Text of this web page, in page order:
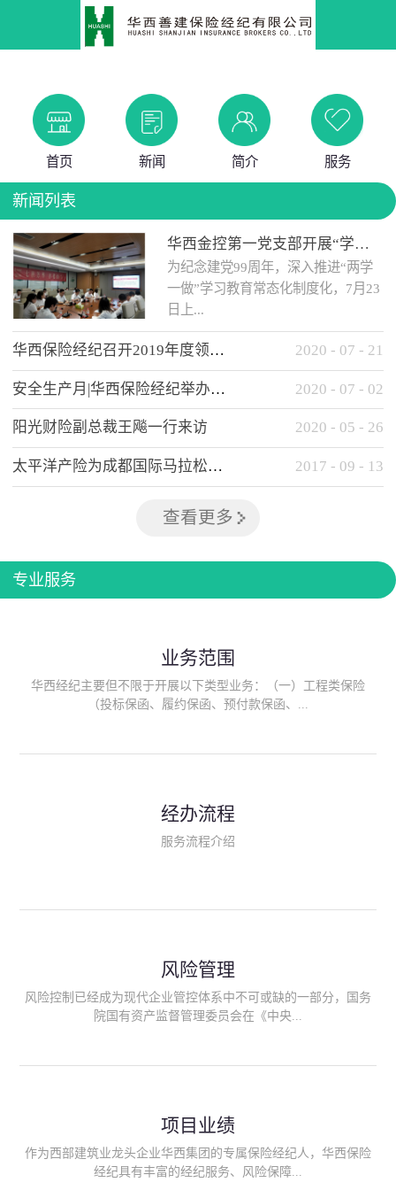
首页 新闻 简介 服务
新闻列表
华西金控第一党支部开展“学党史 知党情 做合格党员”主题教育工作会
为纪念建党99周年，深入推进“两学
一做”学习教育常态化制度化，7月23
日上...
午，华西金控第一党支部举办了“学
党史、知党情、...
华西保险经纪召开2019年度领导班子述职考核工作会 2020 - 07 - 21
安全生产月|华西保险经纪举办应急消防安全知识培训 2020 - 07 - 02
阳光财险副总裁王飚一行来访 2020 - 05 - 26
太平洋产险为成都国际马拉松提供全方位保险保障 2017 - 09 - 13
查看更多
专业服务
业务范围
华西经纪主要但不限于开展以下类型业务：（一）工程类保险
（投标保函、履约保函、预付款保函、...
险、政府公共安全责任保险/自然灾害公众责任保险、精神病监护
人责任险、首台套/首版次保险、科技保险等）；（三）传统财产
险产品；（六）保险招投标业务。随着业务的开展，华西经纪会
供专业、优质的保险经纪服务。
经办流程
服务流程介绍
风险管理
风险控制已经成为现代企业管控体系中不可或缺的一部分，国务
院国有资产监督管理委员会在《中央...
能够为客户降低风险管理成本，提高经营效率；能够为企业提供
从风险评估、风险分析、风险防范、风险转移到灾后防损、索赔
等全方位、全过程、专家式的服务，拓展和深化由保险公司提供
项目业绩
作为西部建筑业龙头企业华西集团的专属保险经纪人，华西保险
经纪具有丰富的经纪服务、风险保障...